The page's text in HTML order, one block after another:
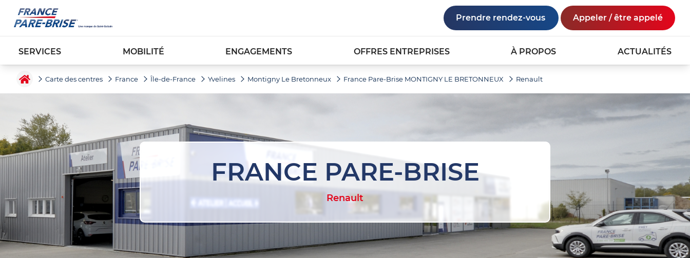
Prendre rendez-vous Appeler / être appelé
SERVICES MOBILITÉ ENGAGEMENTS OFFRES ENTREPRISES À PROPOS ACTUALITÉS
Carte des centres France Île-de-France Yvelines Montigny Le Bretonneux France Pare-Brise MONTIGNY LE BRETONNEUX Renault
FRANCE PARE-BRISE
Renault